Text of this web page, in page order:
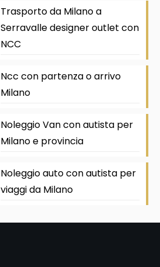
Trasporto da Milano a
Serravalle designer outlet con
NCC
Ncc con partenza o arrivo
Milano
Noleggio Van con autista per
Milano e provincia
Noleggio auto con autista per
viaggi da Milano